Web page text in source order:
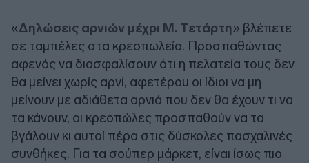
«Δηλώσεις αρνιών μέχρι Μ. Τετάρτη» βλέπετε
σε ταμπέλες στα κρεοπωλεία. Προσπαθώντας
αφενός να διασφαλίσουν ότι η πελατεία τους δεν
θα μείνει χωρίς αρνί, αφετέρου οι ίδιοι να μη
μείνουν με αδιάθετα αρνιά που δεν θα έχουν τι να
τα κάνουν, οι κρεοπώλες προσπαθούν να τα
βγάλουν κι αυτοί πέρα στις δύσκολες πασχαλινές
συνθήκες. Για τα σούπερ μάρκετ, είναι ίσως πιο